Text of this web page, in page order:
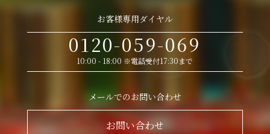
お客様専用ダイヤル
0120-059-069
10:00 - 18:00 ※電話受付17:30まで
メールでのお問い合わせ
お問い合わせ